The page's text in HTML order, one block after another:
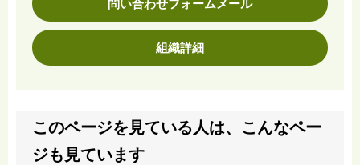
問い合わせフォームメール
組織詳細
このページを見ている人は、こんなペー
ジも見ています